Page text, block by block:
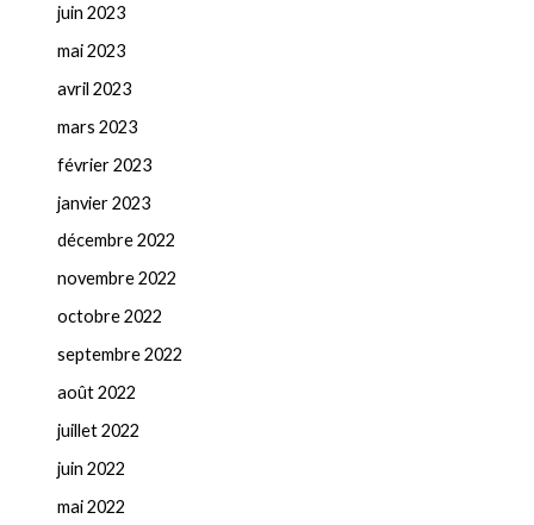
juin 2023
mai 2023
avril 2023
mars 2023
février 2023
janvier 2023
décembre 2022
novembre 2022
octobre 2022
septembre 2022
août 2022
juillet 2022
juin 2022
mai 2022